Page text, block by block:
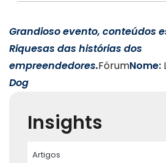
Grandioso evento, conteúdos
Riquesas das histórias dos
empreendedores.FórumNome:
Dog
Insights
Artigos